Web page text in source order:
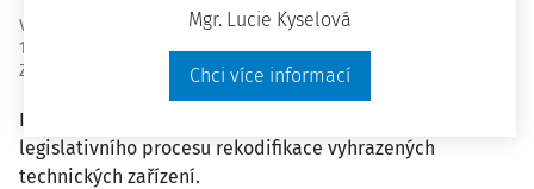
Mgr. Lucie Kyselová
Chci více informací
Vydáno
12 minut čtení
Zdroj
Bezpečnost a hygiena práce 5/2021
Informace se věnuje problematice současného stavu
legislativního procesu rekodifikace vyhrazených
technických zařízení.